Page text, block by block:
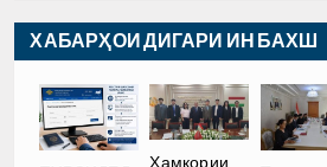
ХАБАРҲОИ ДИГАРИ ИН БАХШ
Ҳамкории